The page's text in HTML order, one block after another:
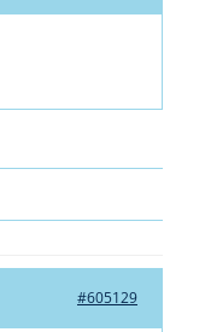
#605129